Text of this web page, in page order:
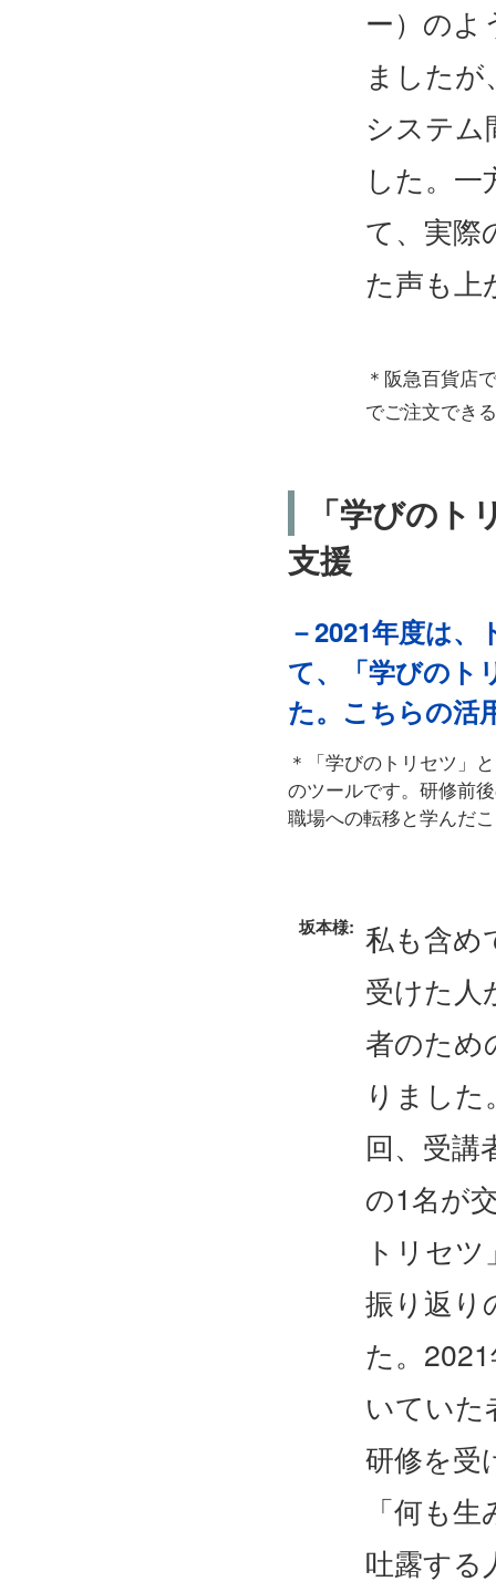
ー）のよ
ました
システ
した。
て、実際
た声も上
＊阪急百貨店
でご注文でき
「学びの
支援
－2021年度は
て、「学びのト
た。こちらの活
＊「学びのトリセツ」
のツールです。研修前
職場への転移と学んだ
坂本様: 私も含め
受けた人
者のため
りました
回、受講
の1名が
トリセ
振り返り
た。
いていた
研修を受
「何も
吐露する